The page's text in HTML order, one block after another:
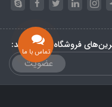
فروشگاه باخبر شوید:
عضویت
تماس با ما